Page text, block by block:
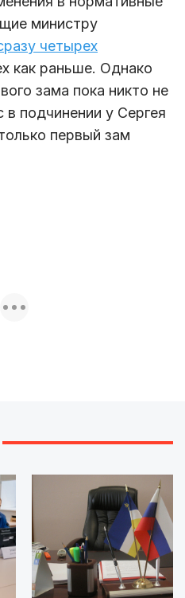
министру
четырех
как раньше. Однако
зама пока никто не
в подчинении у Сергея
первый зам